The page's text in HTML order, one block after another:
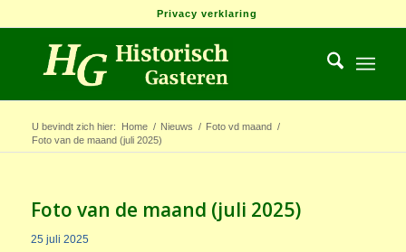
Privacy verklaring
U bevindt zich hier: Home / Nieuws / Foto vd maand /
Foto van de maand (juli 2025)
Foto van de maand (juli 2025)
25 juli 2025